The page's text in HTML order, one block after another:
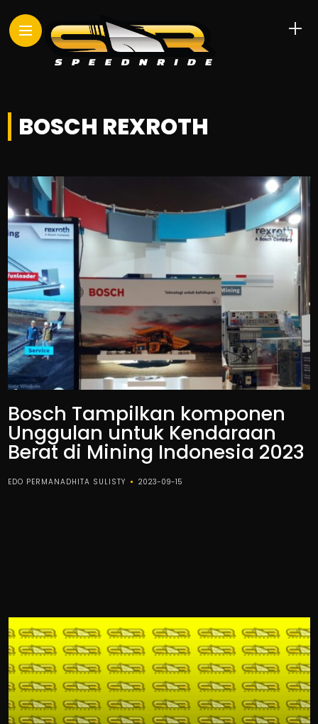
BOSCH REXROTH
Bosch Tampilkan komponen
Unggulan untuk Kendaraan
Berat di Mining Indonesia 2023
EDO PERMANADHITA SULISTY 2023-09-15